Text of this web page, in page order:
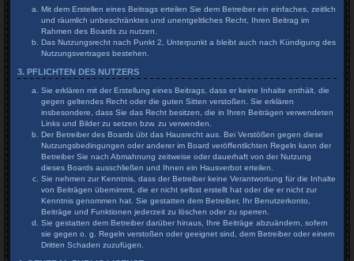
Mit dem Erstellen eines Beitrags erteilen Sie dem Betreiber ein einfaches, zeitlich
und räumlich unbeschränktes und unentgeltliches Recht, Ihren Beitrag im
Rahmen des Boards zu nutzen.
Das Nutzungsrecht nach Punkt 2, Unterpunkt a bleibt auch nach Kündigung des
Nutzungsvertrages bestehen.
3. PFLICHTEN DES NUTZERS
Sie erklären mit der Erstellung eines Beitrags, dass er keine Inhalte enthält, die
gegen geltendes Recht oder die guten Sitten verstoßen. Sie erklären
insbesondere, dass Sie das Recht besitzen, die in Ihren Beiträgen verwendeten
Links und Bilder zu setzen bzw. zu verwenden.
Der Betreiber des Boards übt das Hausrecht aus. Bei Verstößen gegen diese
Nutzungsbedingungen oder anderer im Board veröffentlichten Regeln kann der
Betreiber Sie nach Abmahnung zeitweise oder dauerhaft von der Nutzung
dieses Boards ausschließen und Ihnen ein Hausverbot erteilen.
Sie nehmen zur Kenntnis, dass der Betreiber keine Verantwortung für die Inhalte
von Beiträgen übernimmt, die er nicht selbst erstellt hat oder die er nicht zur
Kenntnis genommen hat. Sie gestatten dem Betreiber, Ihr Benutzerkonto,
Beiträge und Funktionen jederzeit zu löschen oder zu sperren.
Sie gestatten dem Betreiber darüber hinaus, Ihre Beiträge abzuändern, sofern
sie gegen o. g. Regeln verstoßen oder geeignet sind, dem Betreiber oder einem
Dritten Schaden zuzufügen.